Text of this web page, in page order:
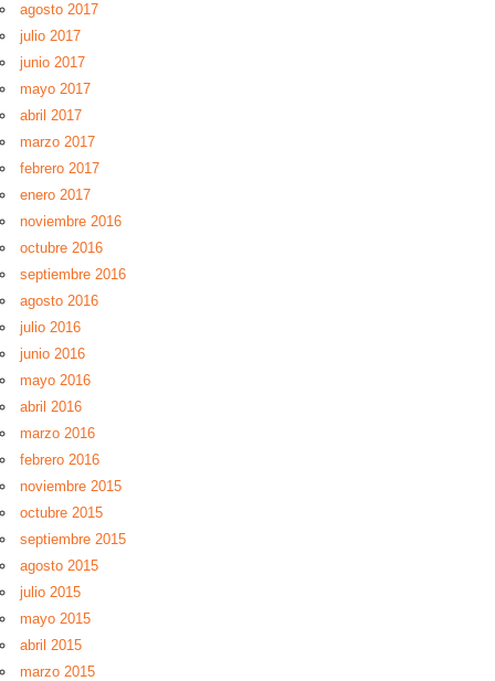
agosto 2017
julio 2017
junio 2017
mayo 2017
abril 2017
marzo 2017
febrero 2017
enero 2017
noviembre 2016
octubre 2016
septiembre 2016
agosto 2016
julio 2016
junio 2016
mayo 2016
abril 2016
marzo 2016
febrero 2016
noviembre 2015
octubre 2015
septiembre 2015
agosto 2015
julio 2015
mayo 2015
abril 2015
marzo 2015